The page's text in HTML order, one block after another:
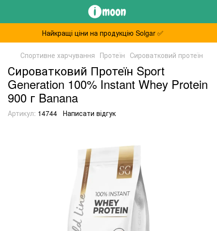
Найкращі ціни на продукцію Solgar ✅
Спортивне харчування Протеїн Сироватковий протеїн
Сироватковий Протеїн Sport
Generation 100% Instant Whey Protein
900 г Banana
Артикул: 14744 Написати відгук